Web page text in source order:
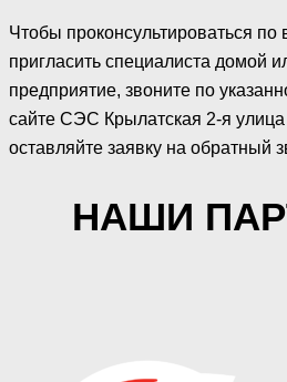
Чтобы проконсультироваться
пригласить специалиста домой
предприятие, звоните по
сайте СЭС Крылатская 2-я
оставляйте заявку на обратный
НАШИ